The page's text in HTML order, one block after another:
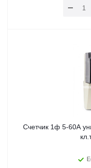
Счетчик 1ф 5-60А